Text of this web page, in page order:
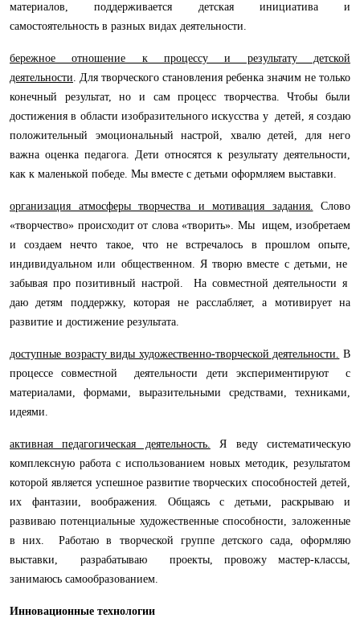
материалов,поддерживается детская инициатива и
самостоятельность в разных видах деятельности.
бережное отношение к процессу и результату детской
деятельности. Для творческого становления ребенка значим не только
конечный результат, но и сам процесс творчества. Чтобы были
достижения в области изобразительного искусства у детей, я создаю
положительный эмоциональный настрой, хвалю детей, для него
важна оценка педагога. Дети относятся к результату деятельности,
как к маленькой победе. Мы вместе с детьми оформляем выставки.
организация атмосферы творчества и мотивация задания.
Слово
«творчество» происходит от слова «творить». Мы ищем, изобретаем
и создаем нечто такое, что не встречалось в прошлом опыте,
индивидуальном или общественном. Я творю вместе с детьми, не
забывая про позитивный настрой. На совместной деятельности я
даю детям поддержку, которая не расслабляет, а мотивирует на
развитие и достижение результата.
доступные возрасту виды художественно-творческой деятельности. В
процессе совместной деятельности дети экспериментируют с
материалами, формами, выразительными средствами, техниками,
идеями.
активная педагогическая деятельность.
Я веду систематическую
комплексную работа с использованием новых методик, результатом
которой является успешное развитие творческих способностей детей,
их фантазии, воображения. Общаясь с детьми, раскрываю и
развиваю потенциальные художественные способности, заложенные
в них. Работаю в творческой группе детского сада, оформляю
выставки, разрабатываю проекты, провожу мастер-классы,
занимаюсь самообразованием.
Инновационные технологии